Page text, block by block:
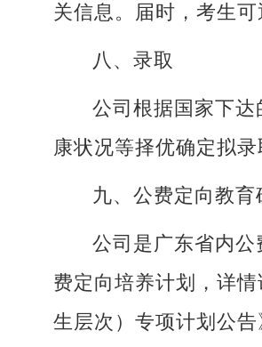
关信息。届时，考生
八、录取
公司根据国家下
康状况等择优确定拟
九、公费定向教育
公司是广东省内
费定向培养计划，详
生层次）专项计划公